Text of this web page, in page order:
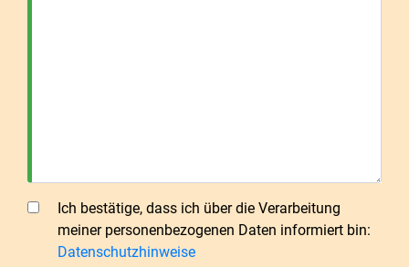
Ich bestätige, dass ich über die Verarbeitung
meiner personenbezogenen Daten informiert bin:
Datenschutzhinweise